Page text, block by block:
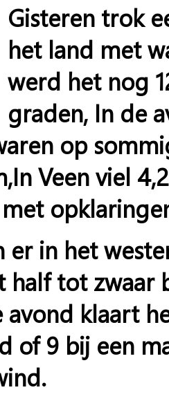
Gisteren trok
het land met
werd het nog
graden, In de
op
Veen viel
er in het
half tot
klaart
of 9 bij een